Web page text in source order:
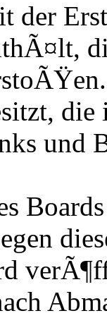
der
und